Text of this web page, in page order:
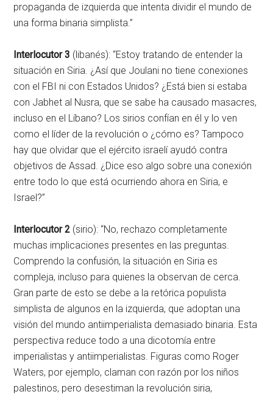
propaganda de izquierda que intenta dividir el mundo de
una forma binaria simplista.”
Interlocutor3 (libanés): “Estoy tratando de entender la
situación en Siria. ¿Así que Joulani no tiene conexiones
con el FBI ni con Estados Unidos? ¿Está bien si estaba
con Jabhet al Nusra, que se sabe ha causado masacres,
incluso en el Líbano? Los sirios confían en él y lo ven
como el líder de la revolución o ¿cómo es? Tampoco
hay que olvidar que el ejército israelí ayudó contra
objetivos de Assad. ¿Dice eso algo sobre una conexión
entre todo lo que está ocurriendo ahora en Siria, e
Israel?”
Interlocutor 2 (sirio): “No, rechazo completamente
muchas implicaciones presentes en las preguntas.
Comprendo la confusión, la situación en Siria es
compleja, incluso para quienes la observan de cerca.
Gran parte de esto se debe a la retórica populista
simplista de algunos en la izquierda, que adoptan una
visión del mundo antiimperialista demasiado binaria. Esta
perspectiva reduce todo a una dicotomía entre
imperialistas y antiimperialistas. Figuras como Roger
Waters, por ejemplo, claman con razón por los niños
palestinos, pero desestiman la revolución siria,